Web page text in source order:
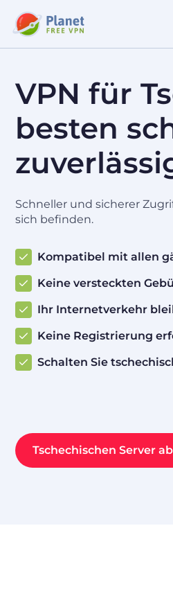
VPN für
besten
Schneller und sicherer
sich befinden.
Kompatibel mit allen
Keine versteckten
Ihr Internetverkehr
Keine Registrierung
Schalten Sie
Tschechischen Server